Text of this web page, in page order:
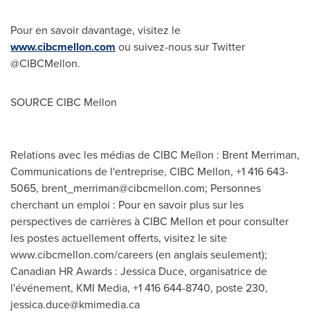
Pour en savoir davantage, visitez le
www.cibcmellon.com ou suivez-nous sur Twitter
@CIBCMellon.
SOURCE CIBC Mellon
Relations avec les médias de CIBC Mellon : Brent Merriman,
Communications de l'entreprise, CIBC Mellon, +1 416 643-
5065, brent_merriman@cibcmellon.com; Personnes
cherchant un emploi : Pour en savoir plus sur les
perspectives de carrières à CIBC Mellon et pour consulter
les postes actuellement offerts, visitez le site
www.cibcmellon.com/careers (en anglais seulement);
Canadian HR Awards : Jessica Duce, organisatrice de
l'événement, KMI Media, +1 416 644-8740, poste 230,
jessica.duce@kmimedia.ca